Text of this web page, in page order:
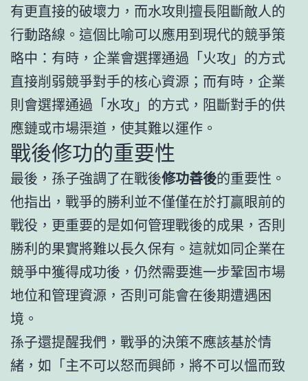
有更直接的破壞力，而水攻則擅長阻斷敵人的
行動路線。這個比喻可以應用到現代的競爭策
略中：有時，企業會選擇通過「火攻」的方式
直接削弱競爭對手的核心資源；而有時，企業
則會選擇通過「水攻」的方式，阻斷對手的供
應鏈或市場渠道，使其難以運作。
戰後修功的重要性
最後，孫子強調了在戰後修功善後的重要性。
他指出，戰爭的勝利並不僅僅在於打贏眼前的
戰役，更重要的是如何管理戰後的成果，否則
勝利的果實將難以長久保有。這就如同企業在
競爭中獲得成功後，仍然需要進一步鞏固市場
地位和管理資源，否則可能會在後期遭遇困
境。
孫子還提醒我們，戰爭的決策不應該基於情
緒，如「主不可以怒而興師，將不可以慍而致